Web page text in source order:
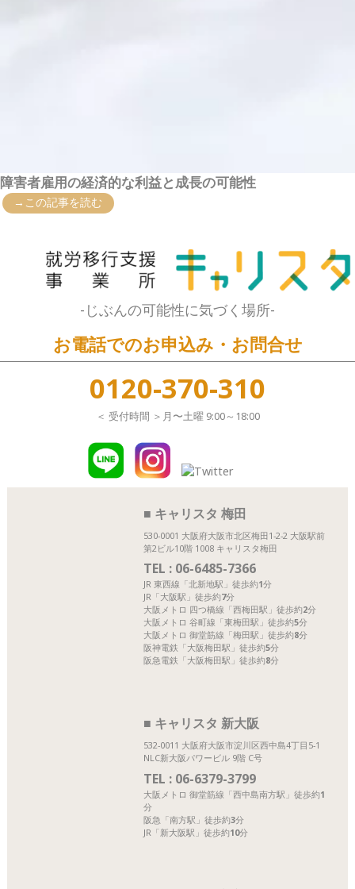
障害者雇用の経済的な利益と成長の可能性
→この記事を読む
-じぶんの可能性に気づく場所-
お電話でのお申込み・お問合せ
0120-370-310
＜ 受付時間 ＞月〜土曜 9:00～18:00
■ キャリスタ 梅田
530-0001 大阪府大阪市北区梅田1-2-2 大阪駅前
第2ビル10階 1008 キャリスタ梅田
TEL : 06-6485-7366
JR 東西線「北新地駅」 徒歩約1分
JR「大阪駅」 徒歩約7分
大阪メトロ 四つ橋線「西梅田駅」 徒歩約2分
大阪メトロ 谷町線「東梅田駅」 徒歩約5分
大阪メトロ 御堂筋線「梅田駅」 徒歩約8分
阪神電鉄「大阪梅田駅」 徒歩約5分
阪急電鉄「大阪梅田駅」 徒歩約8分
■ キャリスタ 新大阪
532-0011 大阪府大阪市淀川区西中島4丁目5-1
NLC新大阪パワービル 9階 C号
TEL : 06-6379-3799
大阪メトロ 御堂筋線 「西中島南方駅」 徒歩約1
分
阪急 「南方駅」 徒歩約3分
JR「新大阪駅」 徒歩約10分